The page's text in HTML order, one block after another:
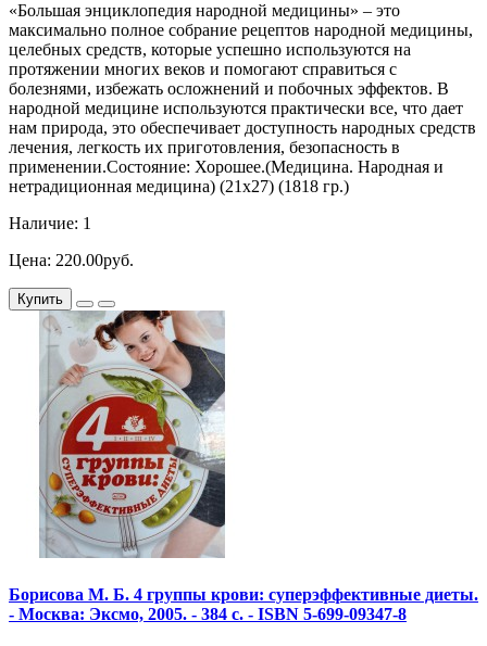
«Большая энциклопедия народной медицины» – это
максимально полное собрание рецептов народной медицины,
целебных средств, которые успешно используются на
протяжении многих веков и помогают справиться с
болезнями, избежать осложнений и побочных эффектов. В
народной медицине используются практически все, что дает
нам природа, это обеспечивает доступность народных средств
лечения, легкость их приготовления, безопасность в
применении.Состояние: Хорошее.(Медицина. Народная и
нетрадиционная медицина) (21х27) (1818 гр.)
Наличие: 1
Цена: 220.00руб.
Купить
Борисова М. Б. 4 группы крови: суперэффективные диеты.
- Москва: Эксмо, 2005. - 384 с. - ISBN 5-699-09347-8